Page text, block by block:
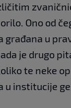
Ono od
građana u
je drugo
te neke
u institucije